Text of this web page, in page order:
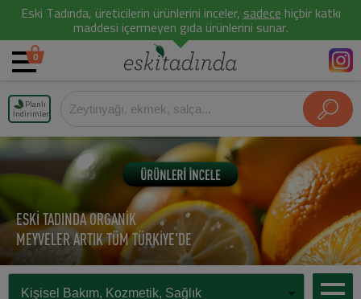
Eski Tadında, üreticilerin ürünlerini inceler,sadecehiçbir katkı
maddesi içermeyen gıda ürünlerini sunar.
0
Planlı
İndirimler
ESKİ TADINDA ORGANİK
MEYVELER ARTIK TÜM TÜRKİYE'DE